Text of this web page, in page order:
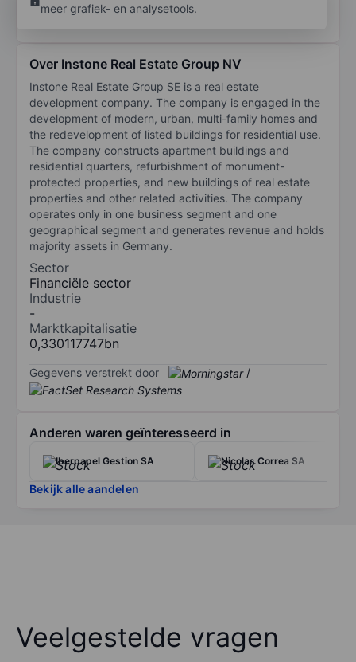
meer grafiek- en analysetools.
Over Instone Real Estate Group NV
Instone Real Estate Group SE is a real estate
development company. The company is engaged in the
development of modern, urban, multi-family homes and
the redevelopment of listed buildings for residential use.
The company constructs apartment buildings and
residential quarters, refurbishment of monument-
protected properties, and new buildings of real estate
properties and other related activities. The company
operates only in one business segment and one
geographical segment and generates revenue and holds
majority assets in Germany.
Sector
Financiële sector
Industrie
-
Marktkapitalisatie
0,330117747bn
Gegevens verstrekt door /
Anderen waren geïnteresseerd in
Iberpapel Gestion SA Nicolas Correa SA
Bekijk alle aandelen
Veelgestelde vragen